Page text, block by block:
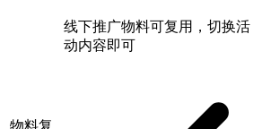
物料复
线下推广物料可复用，切换活
动内容即可